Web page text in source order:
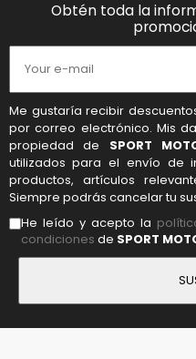
Obtén toda la
Me gustaría recibir
por correo electrónico. Mis
propiedad de SPORT
utilizados para el envío de
productos, artículos
Siempre podrás cancelar tu
He leído y acepto la
condiciones de SPORT